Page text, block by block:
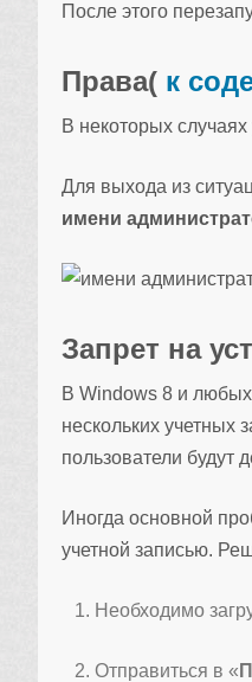
После этого
Права( к
В некоторых случаях
Для выхода из
имени
Запрет на
В Windows 8 и любых
нескольких учетных
пользователи будут
Иногда основной
учетной записью.
Необходимо
Отправиться в «